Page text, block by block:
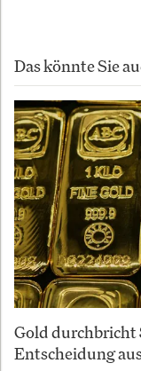
Das könnte Sie
Gold durchbricht
Entscheidung